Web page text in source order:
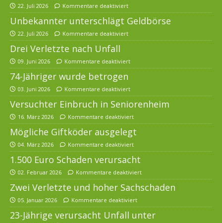
22. Juli 2026 Kommentare deaktiviert
Unbekannter unterschlägt Geldbörse
22. Juli 2026 Kommentare deaktiviert
Drei Verletzte nach Unfall
09. Juni 2026 Kommentare deaktiviert
74-Jähriger wurde betrogen
03. Juni 2026 Kommentare deaktiviert
Versuchter Einbruch in Seniorenheim
16. März 2026 Kommentare deaktiviert
Mögliche Giftköder ausgelegt
04. März 2026 Kommentare deaktiviert
1.500 Euro Schaden verursacht
02. Februar 2026 Kommentare deaktiviert
Zwei Verletzte und hoher Sachschaden
05. Januar 2026 Kommentare deaktiviert
23-Jährige verursacht Unfall unter